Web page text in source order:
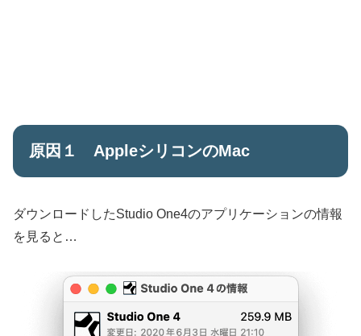
原因１ AppleシリコンのMac
ダウンロードしたStudio One4のアプリケーションの情報
を見ると…